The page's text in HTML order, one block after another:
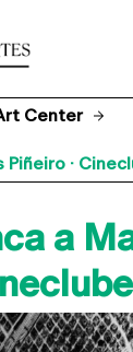
Center
·
a